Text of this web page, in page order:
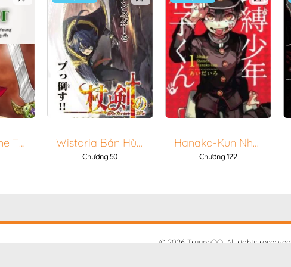
Thế Giới Game Thủ Wistoria Bản Hùng Ca Kiếm Và Pháp Trượng
Chương 50
Hanako-Kun Nhà Xí
Chương 122
© 2026 TruyenQQ. All rights reserved.